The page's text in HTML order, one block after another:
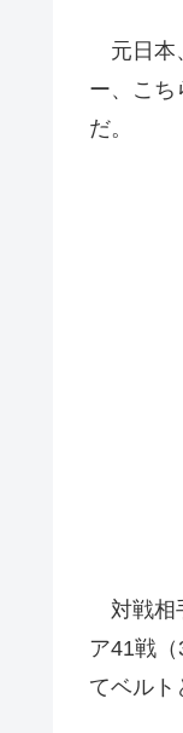
元日本
ー、こち
だ。
対戦相
ア41戦
てベルト